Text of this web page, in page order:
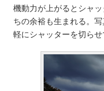
機動力が上がるとシャ
ちの余裕も生まれる。
軽にシャッターを切らせ